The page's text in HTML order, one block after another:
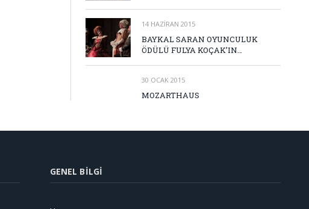
14 HAZIRAN 2015
BAYKAL SARAN OYUNCULUK
ÖDÜLÜ FULYA KOÇAK’IN…
30 OCAK 2015
MOZARTHAUS
GENEL BILGI